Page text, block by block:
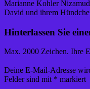
Marianne Kohler
David und ihrem
Hinterlassen Sie
Max. 2000 Zeichen. Ihre
Deine E-Mail-Adresse
Felder sind mit * markiert